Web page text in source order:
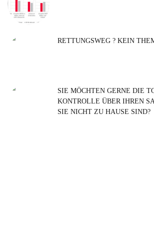
RETTUNGSWEG ? KEIN
SIE MÖCHTEN GERNE DIE
KONTROLLE ÜBER IHREN
SIE NICHT ZU HAUSE SIND?